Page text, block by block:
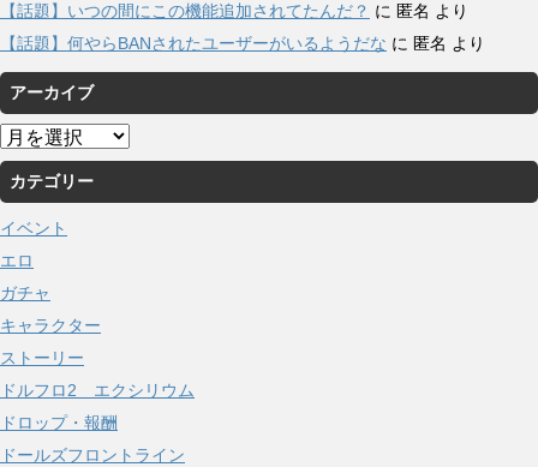
【話題】いつの間にこの機能追加されてたんだ？ に 匿名 より
【話題】何やらBANされたユーザーがいるようだな に 匿名 より
アーカイブ
ア
ー
カ
イ
ブ
カテゴリー
イベント
エロ
ガチャ
キャラクター
ストーリー
ドルフロ2 エクシリウム
ドロップ・報酬
ドールズフロントライン